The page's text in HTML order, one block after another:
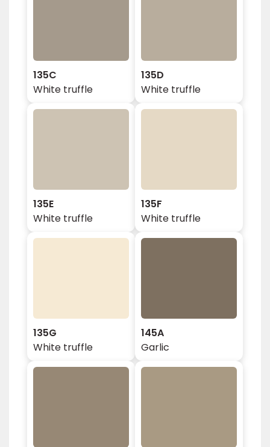
135C
White truffle
135D
White truffle
135E
White truffle
135F
White truffle
135G
White truffle
145A
Garlic